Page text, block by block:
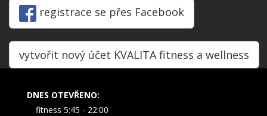
registrace se přes Facebook
vytvořit nový účet KVALITA fitness a wellness
DNES OTEVŘENO:
fitness 5:45 - 22:00